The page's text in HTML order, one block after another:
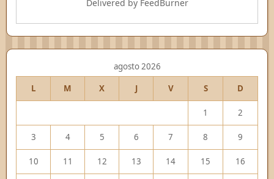
Delivered by FeedBurner
agosto 2026
L
M X J V S D
1 2
3 4 5 6 7 8 9
10 11 12 13 14 15 16